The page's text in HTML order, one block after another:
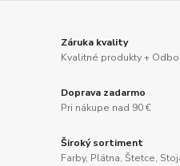
Záruka kvality
Kvalitné produkty +
Doprava zadarmo
Pri nákupe nad 90 €
Široký sortiment
Farby, Plátna, Štetce,